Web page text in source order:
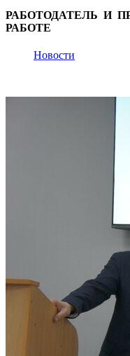
РАБОТОДАТЕЛЬ И
РАБОТЕ
Новости